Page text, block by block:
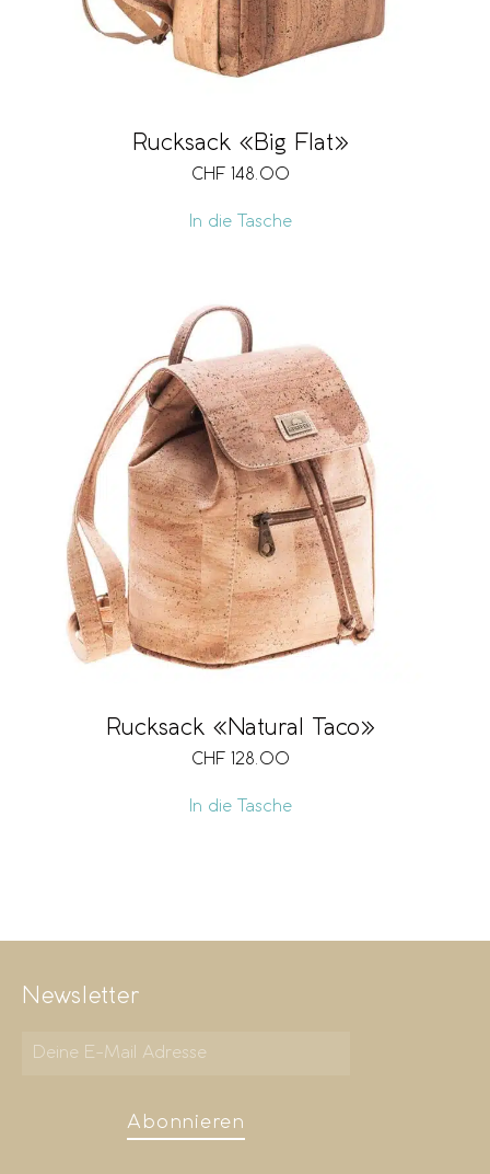
Rucksack «Big Flat»
CHF 148.00
In die Tasche
Rucksack «Natural Taco»
CHF 128.00
In die Tasche
Newsletter
Abonnieren